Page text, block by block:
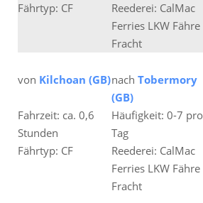
Fährtyp: CF
Reederei: CalMac
Ferries LKW Fähre
Fracht
von Kilchoan (GB)nach Tobermory
(GB)
Fahrzeit: ca. 0,6
Stunden
Häufigkeit: 0-7 pro
Tag
Fährtyp: CF
Reederei: CalMac
Ferries LKW Fähre
Fracht